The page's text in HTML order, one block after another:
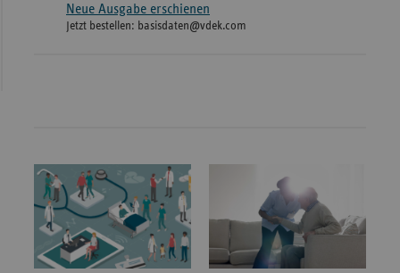
Neue Ausgabe erschienen
Jetzt bestellen: basisdaten@vdek.com